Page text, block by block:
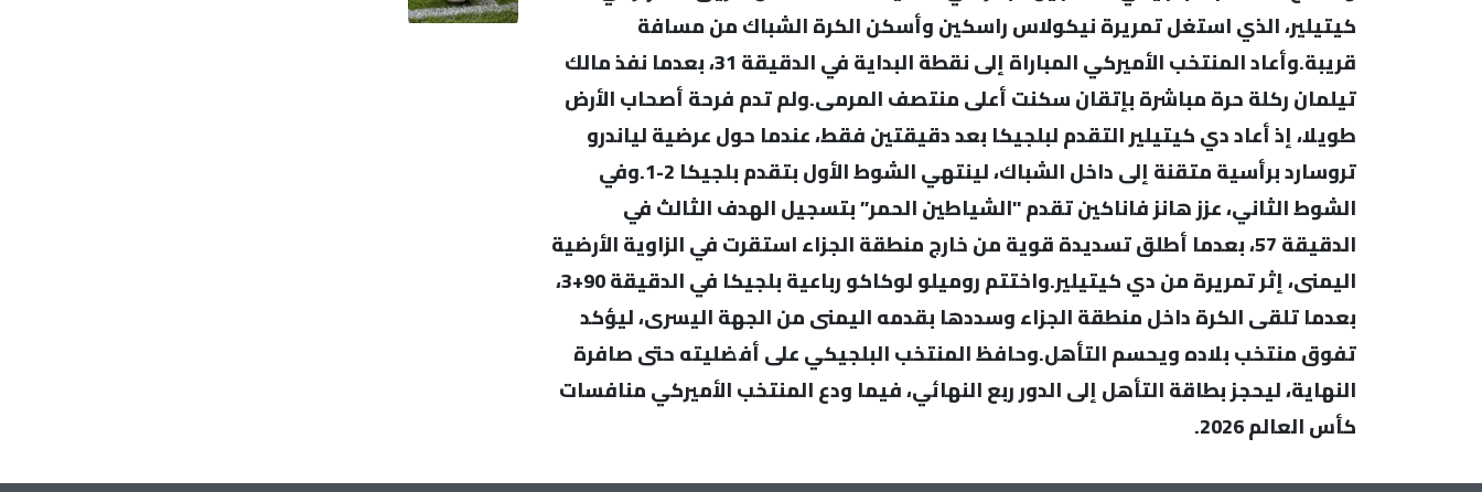
كيتيلير، الذي استغل تمريرة نيكولاس راسكين وأسكن الكرة الشباك من مسافة
قريبة.وأعاد المنتخب الأميركي المباراة إلى نقطة البداية في الدقيقة 31، بعدما نفذ مالك
تيلمان ركلة حرة مباشرة بإتقان سكنت أعلى منتصف المرمى.ولم تدم فرحة أصحاب الأرض
طويلا، إذ أعاد دي كيتيلير التقدم لبلجيكا بعد دقيقتين فقط، عندما حول عرضية لياندرو
تروسارد برأسية متقنة إلى داخل الشباك، لينتهي الشوط الأول بتقدم بلجيكا 2-1.وفي
الشوط الثاني، عزز هانز فاناكين تقدم "الشياطين الحمر” بتسجيل الهدف الثالث في
الدقيقة 57، بعدما أطلق تسديدة قوية من خارج منطقة الجزاء استقرت في الزاوية الأرضية
اليمنى، إثر تمريرة من دي كيتيلير.واختتم روميلو لوكاكو رباعية بلجيكا في الدقيقة 90+3،
بعدما تلقى الكرة داخل منطقة الجزاء وسددها بقدمه اليمنى من الجهة اليسرى، ليؤكد
تفوق منتخب بلاده ويحسم التأهل.وحافظ المنتخب البلجيكي على أفضليته حتى صافرة
النهاية، ليحجز بطاقة التأهل إلى الدور ربع النهائي، فيما ودع المنتخب الأميركي منافسات
كأس العالم 2026.